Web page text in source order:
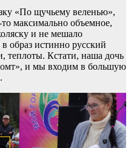
«По щучьему веленью»,
то максимально объемное,
и не мешало
образ истинно русский
теплоты. Кстати, наша дочь
и мы входим в большую